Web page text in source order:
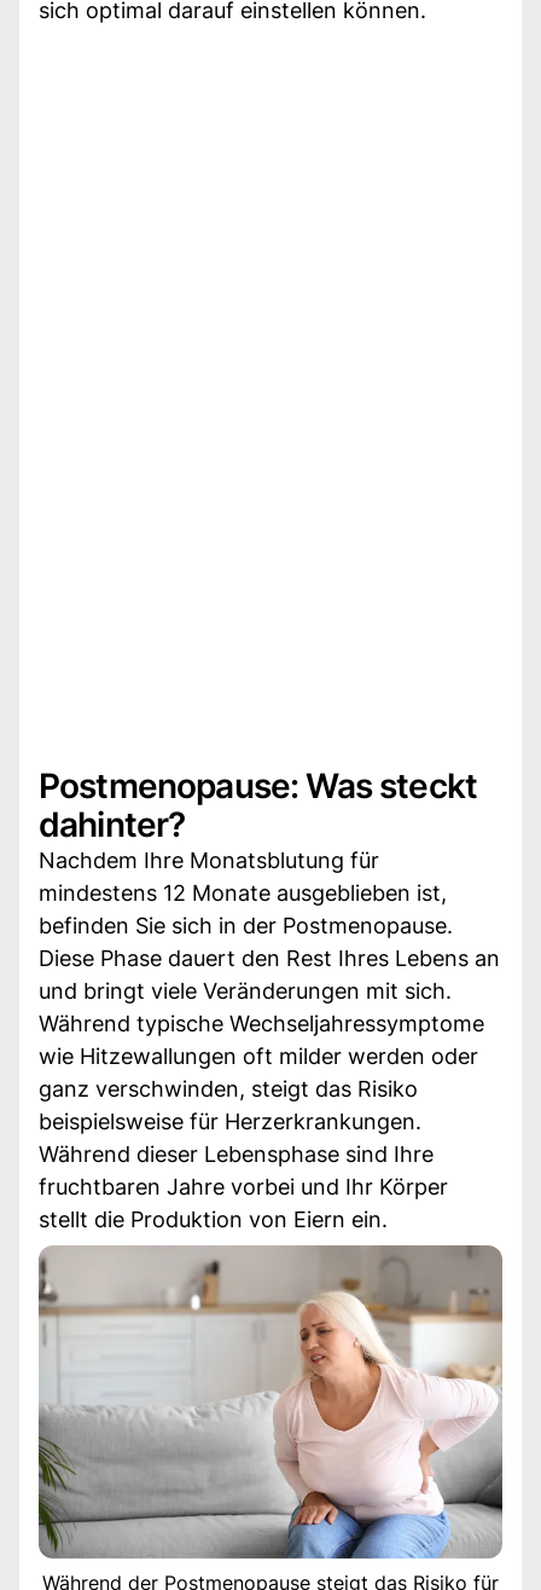
sich optimal darauf einstellen können.
Postmenopause: Was steckt
dahinter?
Nachdem Ihre Monatsblutung für
mindestens 12 Monate ausgeblieben ist,
befinden Sie sich in der Postmenopause.
Diese Phase dauert den Rest Ihres Lebens an
und bringt viele Veränderungen mit sich.
Während typische Wechseljahressymptome
wie Hitzewallungen oft milder werden oder
ganz verschwinden, steigt das Risiko
beispielsweise für Herzerkrankungen.
Während dieser Lebensphase sind Ihre
fruchtbaren Jahre vorbei und Ihr Körper
stellt die Produktion von Eiern ein.
Während der Postmenopause steigt das Risiko für